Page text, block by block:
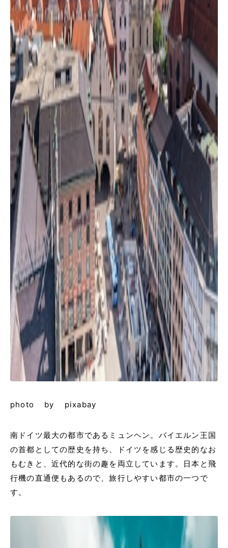
photo by pixabay
南ドイツ最大の都市であるミュンヘン。バイエルン王国
の首都としての歴史を持ち、ドイツを感じる歴史的なお
もむきと、近代的な街の趣を両立しています。日本と飛
行機の直通便もあるので、旅行しやすい都市の一つで
す。